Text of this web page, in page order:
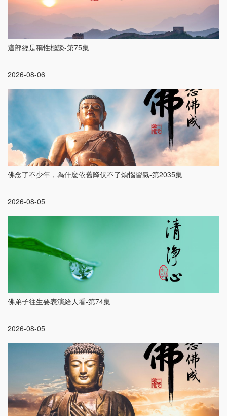
這部經是稱性極談-第75集
2026-08-06
佛念了不少年，為什麼依舊降伏不了煩惱習氣-第2035集
2026-08-05
佛弟子往生要表演給人看-第74集
2026-08-05